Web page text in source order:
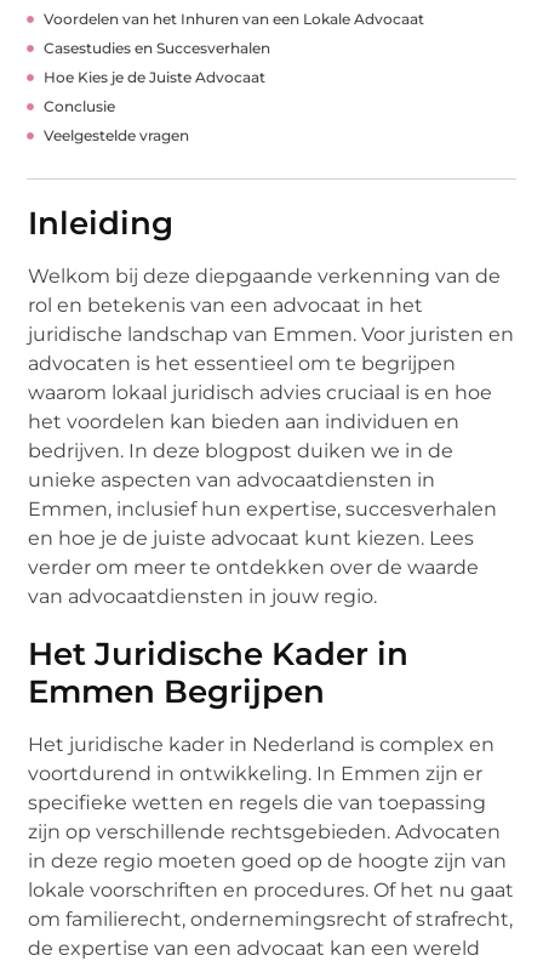
Voordelen van het Inhuren van een Lokale Advocaat
Casestudies en Succesverhalen
Hoe Kies je de Juiste Advocaat
Conclusie
Veelgestelde vragen
Inleiding
Welkom bij deze diepgaande verkenning van de
rol en betekenis van een advocaat in het
juridische landschap van Emmen. Voor juristen en
advocaten is het essentieel om te begrijpen
waarom lokaal juridisch advies cruciaal is en hoe
het voordelen kan bieden aan individuen en
bedrijven. In deze blogpost duiken we in de
unieke aspecten van advocaatdiensten in
Emmen, inclusief hun expertise, succesverhalen
en hoe je de juiste advocaat kunt kiezen. Lees
verder om meer te ontdekken over de waarde
van advocaatdiensten in jouw regio.
Het Juridische Kader in
Emmen Begrijpen
Het juridische kader in Nederland is complex en
voortdurend in ontwikkeling. In Emmen zijn er
specifieke wetten en regels die van toepassing
zijn op verschillende rechtsgebieden. Advocaten
in deze regio moeten goed op de hoogte zijn van
lokale voorschriften en procedures. Of het nu gaat
om familierecht, ondernemingsrecht of strafrecht,
de expertise van een advocaat kan een wereld